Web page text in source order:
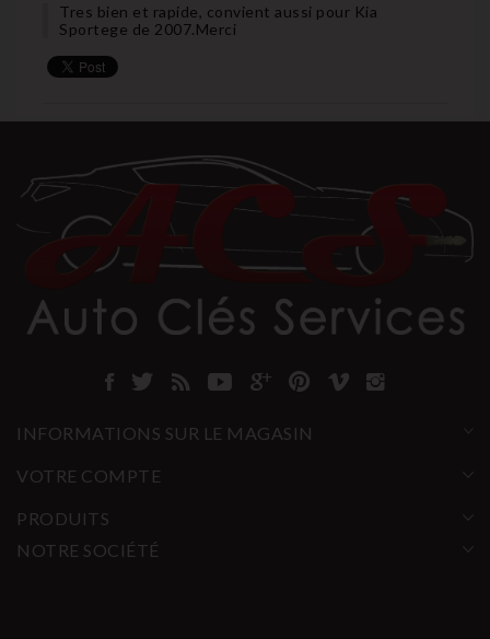
Tres bien et rapide, convient aussi pour Kia
Sportege de 2007.Merci
INFORMATIONS SUR LE MAGASIN
VOTRE COMPTE
PRODUITS
NOTRE SOCIÉTÉ